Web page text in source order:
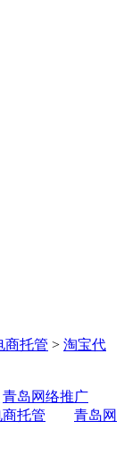
商托管 > 淘宝代
青岛网络推广
托管
青岛网